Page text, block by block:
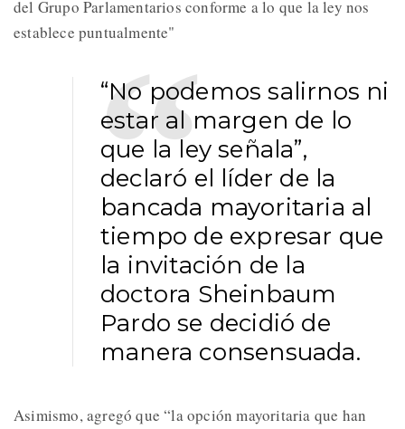
del Grupo Parlamentarios conforme a lo que la ley nos
establece puntualmente"
“No podemos salirnos ni
estar al margen de lo
que la ley señala”,
declaró el líder de la
bancada mayoritaria al
tiempo de expresar que
la invitación de la
doctora Sheinbaum
Pardo se decidió de
manera consensuada.
Asimismo, agregó que “la opción mayoritaria que han